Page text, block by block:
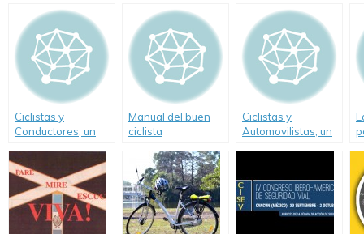
Ciclistas y
Conductores, un
Manual del buen
ciclista
Ciclistas y
Automovilistas, un